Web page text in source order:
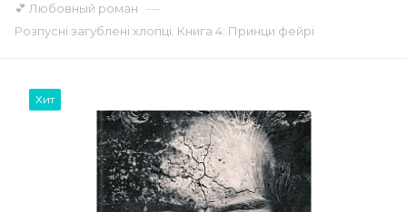
💕 Любовный роман —
Розпусні загублені хлопці. Книга 4: Принци фейрі
Хит